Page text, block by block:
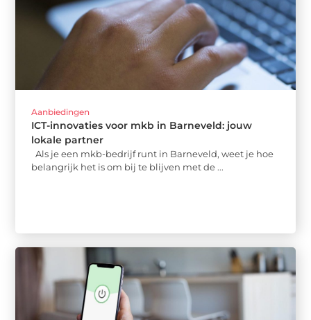
Aanbiedingen
ICT-innovaties voor mkb in Barneveld: jouw
lokale partner
Als je een mkb-bedrijf runt in Barneveld, weet je hoe
belangrijk het is om bij te blijven met de ...